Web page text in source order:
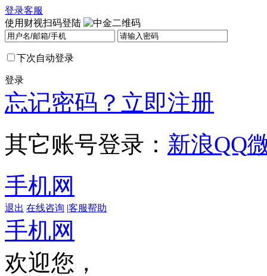
登录客服
使用财视扫码登陆
下次自动登录
登录
忘记密码？ 立即注册
其它账号登录： 新浪QQ
手机网
退出 在线咨询 |客服帮助
手机网
欢迎您，